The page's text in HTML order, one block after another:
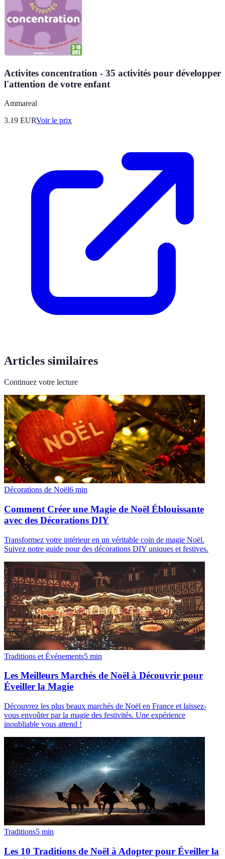
Activites concentration - 35 activités pour développer
l'attention de votre enfant
Ammareal
3.19 EURVoir le prix
Articles similaires
Continuez votre lecture
Décorations de Noël6 min
Comment Créer une Magie de Noël Éblouissante
avec des Décorations DIY
Transformez votre intérieur en un véritable coin de magie Noël.
Suivez notre guide pour des décorations DIY uniques et festives.
Traditions et Événements5 min
Les Meilleurs Marchés de Noël à Découvrir pour
Éveiller la Magie
Découvrez les plus beaux marchés de Noël en France et laissez-
vous envoûter par la magie des festivités. Une expérience
inoubliable vous attend !
Traditions5 min
Les 10 Traditions de Noël à Adopter pour Éveiller la